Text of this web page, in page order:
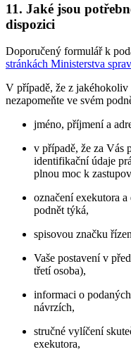
11. Jaké jsou
dispozici
Doporučený formulář k
stránkách Ministerstva
V případě, že z
nezapomeňte ve svém
jméno, příjmení a
v případě, že za Vás
identifikační údaje
plnou moc k
označení exekutora
podnět týká,
spisovou značku
Vaše postavení v
třetí osoba),
informaci o
návrzích,
stručné vylíčení
exekutora,